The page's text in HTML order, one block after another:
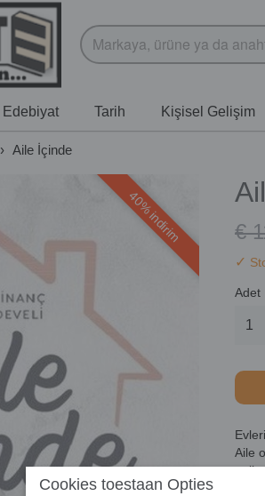
Edebiyat Tarih Kişisel Gelişim
› Aile İçinde
40% indirim €
✓
Adet
Aile
Cookies toestaan Opties